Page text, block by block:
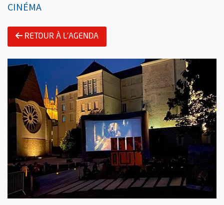
CINÉMA
RETOUR À L'AGENDA